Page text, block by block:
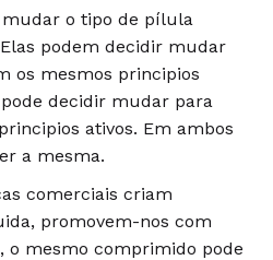
o tipo de pílula
podem decidir mudar
os mesmos principios
decidir mudar para
ativos. Em ambos
a mesma.
comerciais criam
promovem-nos com
o mesmo comprimido pode